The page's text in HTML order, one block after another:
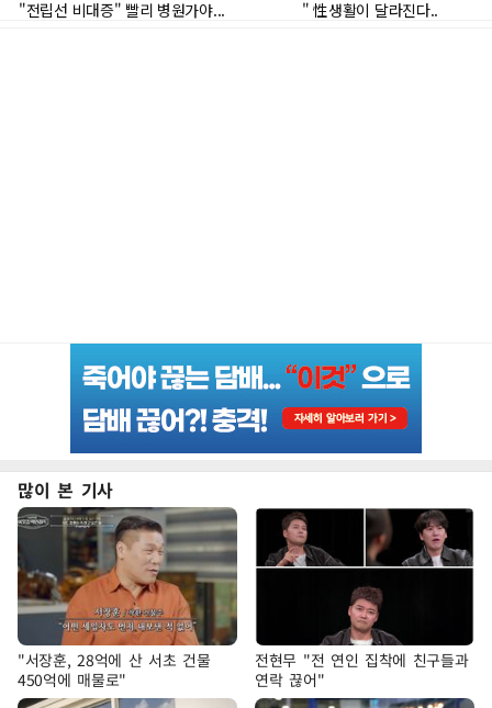
많이 본 기사
"서장훈, 28억에 산 서초 건물
450억에 매물로"
전현무 "전 연인 집착에 친구들과
연락 끊어"